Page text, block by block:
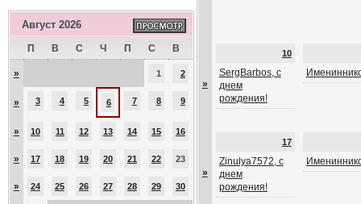
Август 2026
П В С Ч П С В
» 1 2
» 3 4 5 6 7 8 9
» 10 11 12 13 14 15 16
» 17 18 19 20 21 22 23
» 24 25 26 27 28 29 30
»
10
SergBarbos, с
днем
рождения!
»
17
Zinulya7572, с
днем
рождения!